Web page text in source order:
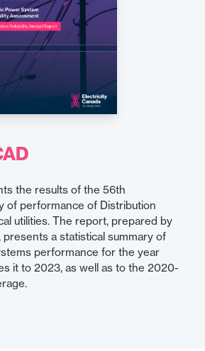
the results of the 56th
of performance of Distribution
utilities. The report, prepared by
presents a statistical summary of
performance for the year
it to 2023, as well as to the 2020-